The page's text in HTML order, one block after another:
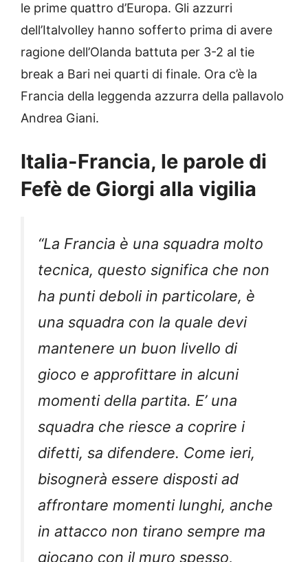
le prime quattro d’Europa. Gli azzurri
dell’Italvolley hanno sofferto prima di avere
ragione dell’Olanda battuta per 3-2 al tie
break a Bari nei quarti di finale. Ora c’è la
Francia della leggenda azzurra della pallavolo
Andrea Giani.
Italia-Francia, le parole di
Fefè de Giorgi alla vigilia
“La Francia è una squadra molto
tecnica, questo significa che non
ha punti deboli in particolare, è
una squadra con la quale devi
mantenere un buon livello di
gioco e approfittare in alcuni
momenti della partita. E’ una
squadra che riesce a coprire i
difetti, sa difendere. Come ieri,
bisognerà essere disposti ad
affrontare momenti lunghi, anche
in attacco non tirano sempre ma
giocano con il muro spesso,